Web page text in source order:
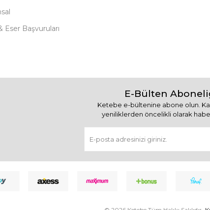
Eser Başvuruları
E-Bülten
Ketebe e-bültenine abone olun.
yeniliklerden öncelikli olarak